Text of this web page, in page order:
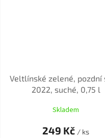
Veltlínské zelené, pozdní
2022, suché, 0,75 l
Skladem
249 Kč / ks